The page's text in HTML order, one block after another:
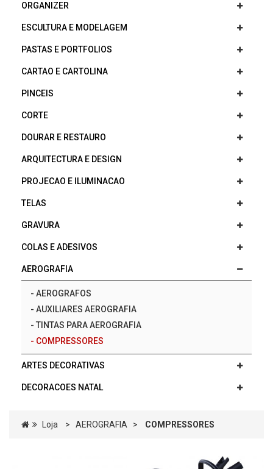
ORGANIZER
ESCULTURA E MODELAGEM
PASTAS E PORTFOLIOS
CARTAO E CARTOLINA
PINCEIS
CORTE
DOURAR E RESTAURO
ARQUITECTURA E DESIGN
PROJECAO E ILUMINACAO
TELAS
GRAVURA
COLAS E ADESIVOS
AEROGRAFIA
- AEROGRAFOS
- AUXILIARES AEROGRAFIA
- TINTAS PARA AEROGRAFIA
- COMPRESSORES
ARTES DECORATIVAS
DECORACOES NATAL
Loja > AEROGRAFIA > COMPRESSORES